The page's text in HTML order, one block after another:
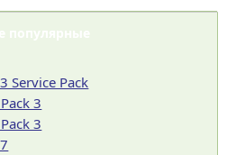
популярные
Service Pack
3
3